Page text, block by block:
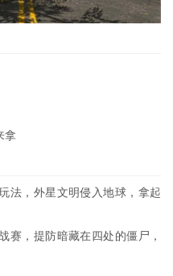
拿
法，外星文明侵入地球，拿起
赛，提防暗藏在四处的僵尸，